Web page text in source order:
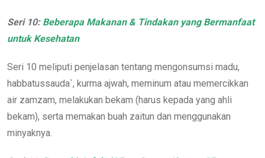
Seri 10: Beberapa Makanan & Tindakan yang Bermanfaat
untuk Kesehatan
Seri 10 meliputi penjelasan tentang mengonsumsi madu,
habbatussauda`, kurma ajwah, meminum atau memercikkan
air zamzam, melakukan bekam (harus kepada yang ahli
bekam), serta memakan buah zaitun dan menggunakan
minyaknya.